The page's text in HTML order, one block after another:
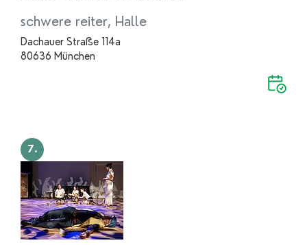
schwere reiter, Halle
Dachauer Straße 114a
80636 München
7.